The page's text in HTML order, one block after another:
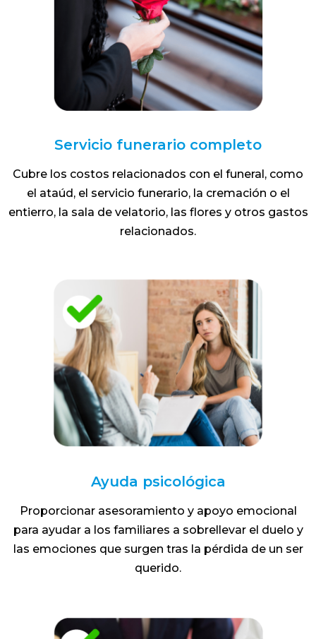
Servicio funerario completo
Cubre los costos relacionados con el funeral, como
el ataúd, el servicio funerario, la cremación o el
entierro, la sala de velatorio, las flores y otros gastos
relacionados.
Ayuda psicológica
Proporcionar asesoramiento y apoyo emocional
para ayudar a los familiares a sobrellevar el duelo y
las emociones que surgen tras la pérdida de un ser
querido.